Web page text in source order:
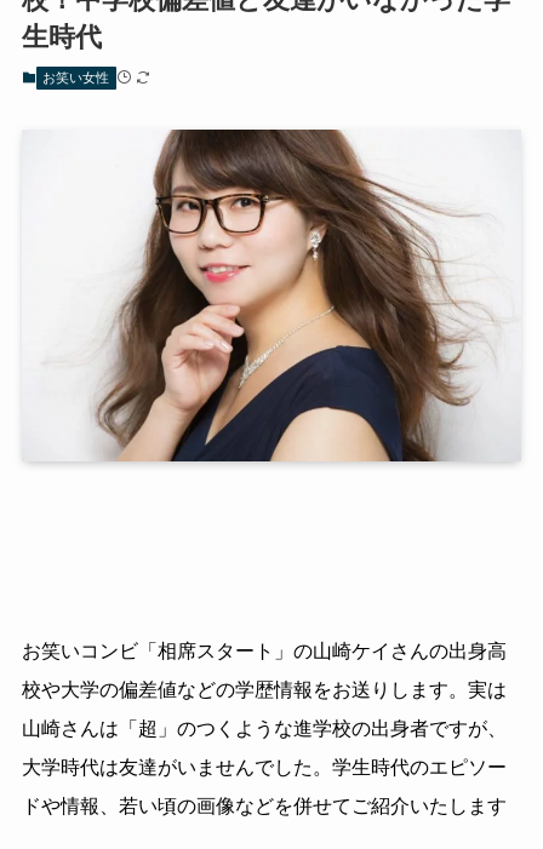
生時代
お笑い女性
お笑いコンビ「相席スタート」の山崎ケイさんの出身高
校や大学の偏差値などの学歴情報をお送りします。実は
山崎さんは「超」のつくような進学校の出身者ですが、
大学時代は友達がいませんでした。学生時代のエピソー
ドや情報、若い頃の画像などを併せてご紹介いたします